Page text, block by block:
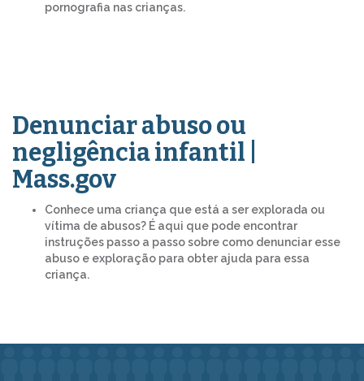
pornografia nas crianças.
Denunciar abuso ou
negligência infantil |
Mass.gov
Conhece uma criança que está a ser explorada ou
vítima de abusos? É aqui que pode encontrar
instruções passo a passo sobre como denunciar esse
abuso e exploração para obter ajuda para essa
criança.